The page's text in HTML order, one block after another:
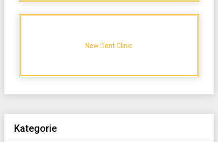
New Dent Clinic
Kategorie